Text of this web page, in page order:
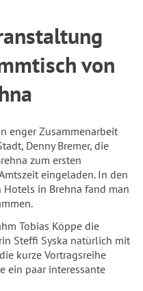
von
enger Zusammenarbeit
Denny Bremer, die
zum ersten
eingeladen. In den
Hotels in Brehna fand man
Tobias Köppe die
Steffi Syska natürlich mit
kurze Vortragsreihe
ein paar interessante